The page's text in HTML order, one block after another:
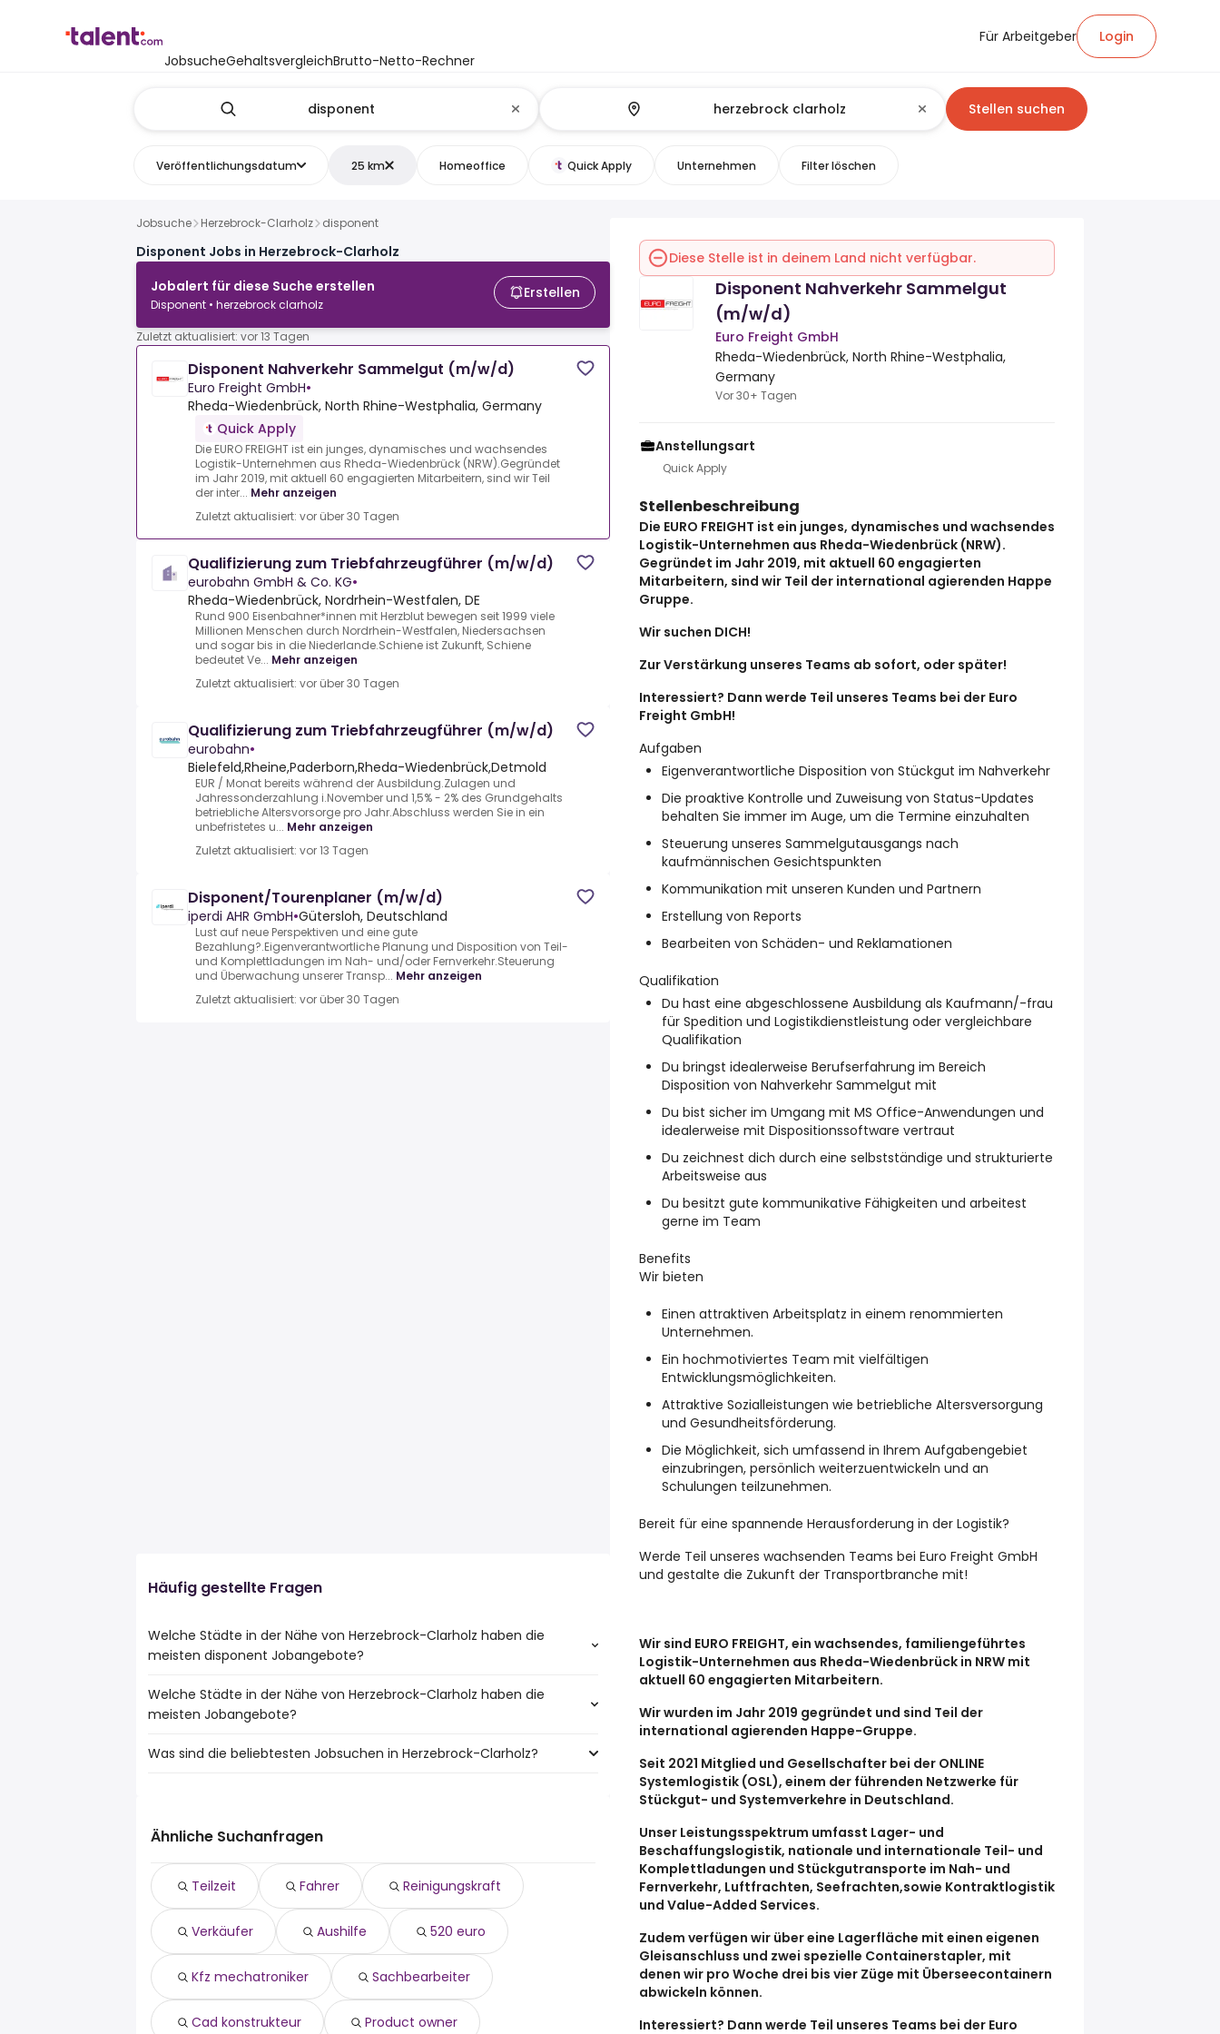
JobsucheGehaltsvergleichBrutto-Netto-Rechner
Für Arbeitgeber Login
Stellen suchen
Veröffentlichungsdatum 25 km Homeoffice Quick Apply Unternehmen Filter löschen
Jobsuche Herzebrock-Clarholz disponent
Disponent Jobs in Herzebrock-Clarholz
Jobalert für diese Suche erstellen
Disponent • herzebrock clarholz
Erstellen
Zuletzt aktualisiert: vor 13 Tagen
Disponent Nahverkehr Sammelgut (m/w/d)
Euro Freight GmbH•
Rheda-Wiedenbrück, North Rhine-Westphalia, Germany
Quick Apply
Die EURO FREIGHT ist ein junges, dynamisches und wachsendes
Logistik-Unternehmen aus Rheda-Wiedenbrück (NRW).Gegründet
im Jahr 2019, mit aktuell 60 engagierten Mitarbeitern, sind wir Teil
der inter... Mehr anzeigen
Zuletzt aktualisiert: vor über 30 Tagen
Qualifizierung zum Triebfahrzeugführer (m/w/d)
eurobahn GmbH & Co. KG•
Rheda-Wiedenbrück, Nordrhein-Westfalen, DE
Rund 900 Eisenbahner*innen mit Herzblut bewegen seit 1999 viele
Millionen Menschen durch Nordrhein-Westfalen, Niedersachsen
und sogar bis in die Niederlande.Schiene ist Zukunft, Schiene
bedeutet Ve... Mehr anzeigen
Zuletzt aktualisiert: vor über 30 Tagen
Qualifizierung zum Triebfahrzeugführer (m/w/d)
eurobahn•
Bielefeld,Rheine,Paderborn,Rheda-Wiedenbrück,Detmold
EUR / Monat bereits während der Ausbildung.Zulagen und
Jahressonderzahlung i.November und 1,5% - 2% des Grundgehalts
betriebliche Altersvorsorge pro Jahr.Abschluss werden Sie in ein
unbefristetes u... Mehr anzeigen
Zuletzt aktualisiert: vor 13 Tagen
Disponent/Tourenplaner (m/w/d)
iperdi AHR GmbH•Gütersloh, Deutschland
Lust auf neue Perspektiven und eine gute
Bezahlung?.Eigenverantwortliche Planung und Disposition von Teil-
und Komplettladungen im Nah- und/oder Fernverkehr.Steuerung
und Überwachung unserer Transp... Mehr anzeigen
Zuletzt aktualisiert: vor über 30 Tagen
Häufig gestellte Fragen
Welche Städte in der Nähe von Herzebrock-Clarholz haben die
meisten disponent Jobangebote?
Städte in der Nähe von Herzebrock-Clarholz mit den meisten
disponent Jobs:
Gütersloh
Harsewinkel
Sendenhorst
Dissen Am Teutoburger Wald
Welche Städte in der Nähe von Herzebrock-Clarholz haben die
meisten Jobangebote?
10 Städte in der Nähe von Herzebrock-Clarholz mit den meisten
Lippstadt
Rheda-Wiedenbrück
Warendorf
Rietberg
Harsewinkel
Verl
Halle (Westf.)
Was sind die beliebtesten Jobsuchen in Herzebrock-Clarholz?
fahrer
aushilfe
520 euro
kfz mechatroniker
sachbearbeiter
cad konstrukteur
Ähnliche Suchanfragen
Teilzeit Fahrer Reinigungskraft
Verkäufer Aushilfe 520 euro
Kfz mechatroniker Sachbearbeiter
Cad konstrukteur Product owner
Diese Stelle ist in deinem Land nicht verfügbar.
Disponent Nahverkehr Sammelgut
(m/w/d)
Euro Freight GmbH
Rheda-Wiedenbrück, North Rhine-Westphalia,
Germany
Vor 30+ Tagen
Anstellungsart
Quick Apply
Stellenbeschreibung
Die EURO FREIGHT ist ein junges, dynamisches und wachsendes
Logistik-Unternehmen aus Rheda-Wiedenbrück (NRW).
Gegründet im Jahr 2019, mit aktuell 60 engagierten
Mitarbeitern, sind wir Teil der international agierenden Happe
Gruppe.
Wir suchen DICH!
Zur Verstärkung unseres Teams ab sofort, oder später!
Interessiert? Dann werde Teil unseres Teams bei der Euro
Freight GmbH!
Aufgaben
Eigenverantwortliche Disposition von Stückgut im Nahverkehr
Die proaktive Kontrolle und Zuweisung von Status-Updates
behalten Sie immer im Auge, um die Termine einzuhalten
Steuerung unseres Sammelgutausgangs nach
kaufmännischen Gesichtspunkten
Kommunikation mit unseren Kunden und Partnern
Erstellung von Reports
Bearbeiten von Schäden- und Reklamationen
Qualifikation
Du hast eine abgeschlossene Ausbildung als Kaufmann/-frau
für Spedition und Logistikdienstleistung oder vergleichbare
Qualifikation
Du bringst idealerweise Berufserfahrung im Bereich
Disposition von Nahverkehr Sammelgut mit
Du bist sicher im Umgang mit MS Office-Anwendungen und
idealerweise mit Dispositionssoftware vertraut
Du zeichnest dich durch eine selbstständige und strukturierte
Arbeitsweise aus
Du besitzt gute kommunikative Fähigkeiten und arbeitest
gerne im Team
Benefits
Wir bieten
Einen attraktiven Arbeitsplatz in einem renommierten
Unternehmen.
Ein hochmotiviertes Team mit vielfältigen
Entwicklungsmöglichkeiten.
Attraktive Sozialleistungen wie betriebliche Altersversorgung
und Gesundheitsförderung.
Die Möglichkeit, sich umfassend in Ihrem Aufgabengebiet
einzubringen, persönlich weiterzuentwickeln und an
Schulungen teilzunehmen.
Bereit für eine spannende Herausforderung in der Logistik?
Werde Teil unseres wachsenden Teams bei Euro Freight GmbH
und gestalte die Zukunft der Transportbranche mit!
Wir sind EURO FREIGHT, ein wachsendes, familiengeführtes
Logistik-Unternehmen aus Rheda-Wiedenbrück in NRW mit
aktuell 60 engagierten Mitarbeitern.
Wir wurden im Jahr 2019 gegründet und sind Teil der
international agierenden Happe-Gruppe.
Seit 2021 Mitglied und Gesellschafter bei der ONLINE
Systemlogistik (OSL), einem der führenden Netzwerke für
Stückgut- und Systemverkehre in Deutschland.
Unser Leistungsspektrum umfasst Lager- und
Beschaffungslogistik, nationale und internationale Teil- und
Komplettladungen und Stückgutransporte im Nah- und
Fernverkehr, Luftfrachten, Seefrachten,sowie Kontraktlogistik
und Value-Added Services.
Zudem verfügen wir über eine Lagerfläche mit einen eigenen
Gleisanschluss und zwei spezielle Containerstapler, mit
denen wir pro Woche drei bis vier Züge mit Überseecontainern
abwickeln können.
Interessiert? Dann werde Teil unseres Teams bei der Euro